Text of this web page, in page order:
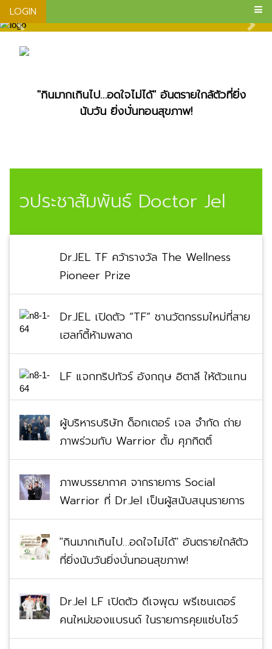
LOGIN
"กินมากเกินไป…อดใจไม่ได้" อันตรายใกล้ตัวที่ยิ่ง
นับวัน ยิ่งบั่นทอนสุขภาพ!
วประชาสัมพันธ์ Doctor Jel
Dr.JEL TF คว้ารางวัล The Wellness
Pioneer Prize
Dr.JEL เปิดตัว “TF” ชานวัตกรรมใหม่ที่สาย
เฮลท์ตี้ห้ามพลาด
LF แจกทริปทัวร์ อังกฤษ อิตาลี ให้ตัวแทน
ผู้บริหารบริษัท ด็อกเตอร์ เจล จำกัด ถ่าย
ภาพร่วมกับ Warrior ตั้ม ศุภกิตติ์
ภาพบรรยากาศ จากรายการ Social
Warrior ที่ Dr.Jel เป็นผู้สนับสนุนรายการ
"กินมากเกินไป…อดใจไม่ได้" อันตรายใกล้ตัว
ที่ยิ่งนับวันยิ่งบั่นทอนสุขภาพ!
Dr.Jel LF เปิดตัว ดีเจพุฒ พรีเซนเตอร์
คนใหม่ของแบรนด์ ในรายการคุยแซ่บโชว์